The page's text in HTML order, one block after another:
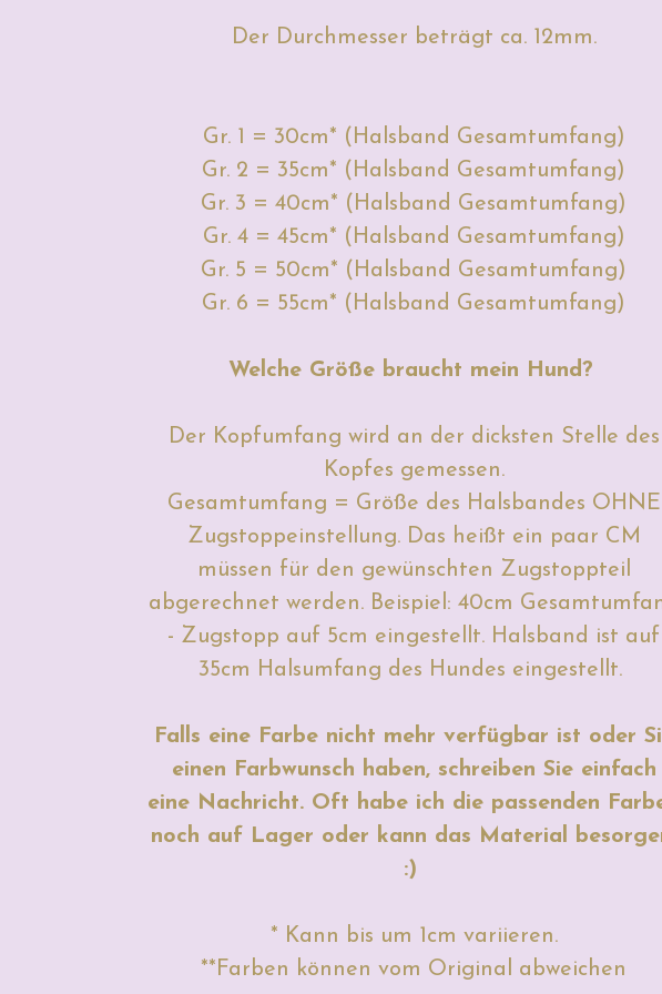
Der Durchmesser beträgt ca. 12mm.
Gr. 1 = 30cm* (Halsband Gesamtumfang)
Gr. 2 = 35cm* (Halsband Gesamtumfang)
Gr. 3 = 40cm* (Halsband Gesamtumfang)
Gr. 4 = 45cm* (Halsband Gesamtumfang)
Gr. 5 = 50cm* (Halsband Gesamtumfang)
Gr. 6 = 55cm* (Halsband Gesamtumfang)
Welche Größe braucht mein Hund?
Der Kopfumfang wird an der dicksten Stelle des
Kopfes gemessen.
Gesamtumfang = Größe des Halsbandes OHNE
Zugstoppeinstellung. Das heißt ein paar CM
müssen für den gewünschten Zugstoppteil
abgerechnet werden. Beispiel: 40cm
- Zugstopp auf 5cm eingestellt. Halsband ist auf
35cm Halsumfang des Hundes eingestellt.
Falls eine Farbe nicht mehr verfügbar ist oder
einen Farbwunsch haben, schreiben Sie einfach
eine Nachricht. Oft habe ich die passenden
noch auf Lager oder kann das Material
:)
* Kann bis um 1cm variieren.
**Farben können vom Original abweichen